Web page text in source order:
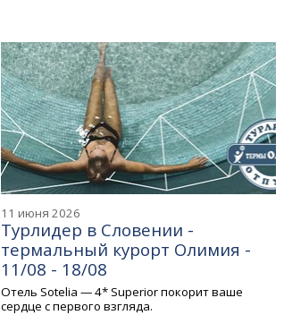
11 июня 2026
Турлидер в Словении -
термальный курорт Олимия -
11/08 - 18/08
Отель Sotelia — 4* Superior покорит ваше
сердце с первого взгляда.